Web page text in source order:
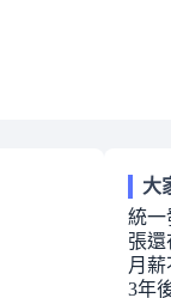
大
統一
張還
月薪
3年